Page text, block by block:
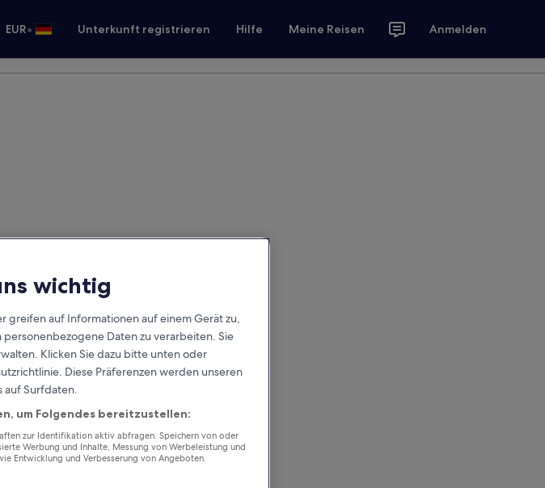
EUR• Unterkunft registrieren Hilfe Meine Reisen Anmelden
wichtig
greifen auf Informationen auf einem Gerät zu,
Daten zu verarbeiten. Sie
Klicken Sie dazu bitte unten oder
Diese Präferenzen werden unseren
auf Surfdaten.
um Folgendes bereitzustellen:
zur Identifikation aktiv abfragen. Speichern von oder
Werbung und Inhalte, Messung von Werbeleistung und
Entwicklung und Verbesserung von Angeboten.